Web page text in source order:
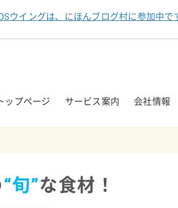
ウイングは、にほんブログ村に参加中で
ップページ サービス案内 会社情報
“旬”な食材！